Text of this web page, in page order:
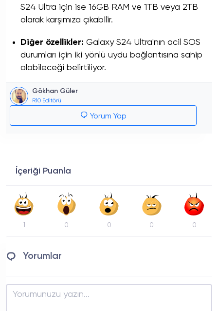
S24 Ultra için ise 16GB RAM ve 1TB veya 2TB
olarak karşımıza çıkabilir.
Diğer özellikler: Galaxy S24 Ultra'nın acil SOS
durumları için iki yönlü uydu bağlantısına sahip
olabileceği belirtiliyor.
Gökhan Güler
R10 Editörü
Yorum Yap
İçeriği Puanla
1 0 0 0 0
Yorumlar